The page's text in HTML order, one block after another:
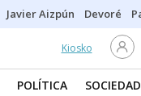
Javier Aizpún Devoré
Kiosko
POLÍTICA SOCIEDAD